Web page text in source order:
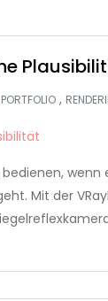
PORTFOLIO ,
wenn
Mit der